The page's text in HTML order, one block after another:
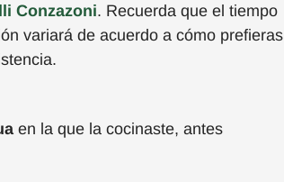
Conzazoni. Recuerda que el tiempo
variará de acuerdo a cómo prefieras
en la que la cocinaste, antes